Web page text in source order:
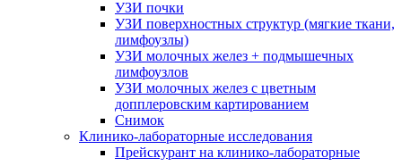
УЗИ почки
УЗИ поверхностных структур (мягкие ткани,
лимфоузлы)
УЗИ молочных желез + подмышечных
лимфоузлов
УЗИ молочных желез с цветным
допплеровским картированием
Снимок
Клинико-лабораторные исследования
Прейскурант на клинико-лабораторные